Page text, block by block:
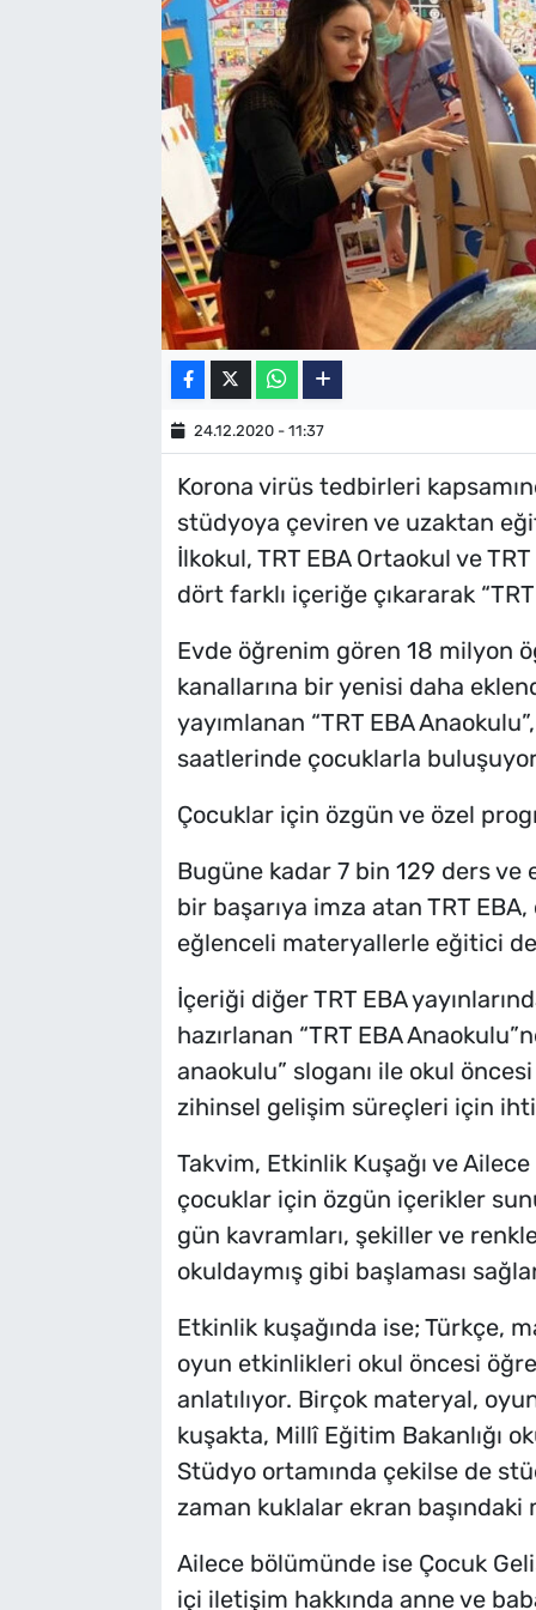
24.12.2020 - 11:37
Korona virüs tedbirleri
stüdyoya çeviren ve uzaktan
İlkokul, TRT EBA Ortaokul ve
dört farklı içeriğe çıkararak
Evde öğrenim gören 18 milyon
kanallarına bir yenisi daha
yayımlanan “TRT EBA
saatlerinde çocuklarla
Çocuklar için özgün ve özel
Bugüne kadar 7 bin 129 ders
bir başarıya imza atan TRT
eğlenceli materyallerle eğitici
İçeriği diğer TRT EBA
hazırlanan “TRT EBA
anaokulu” sloganı ile okul
zihinsel gelişim süreçleri için
Takvim, Etkinlik Kuşağı ve
çocuklar için özgün içerikler
gün kavramları, şekiller ve
okuldaymış gibi başlaması
Etkinlik kuşağında ise; Türkçe,
oyun etkinlikleri okul öncesi
anlatılıyor. Birçok materyal,
kuşakta, Millî Eğitim Bakanlığı
Stüdyo ortamında çekilse de
zaman kuklalar ekran
Ailece bölümünde ise Çocuk
içi iletişim hakkında anne ve
TV REHBERİ